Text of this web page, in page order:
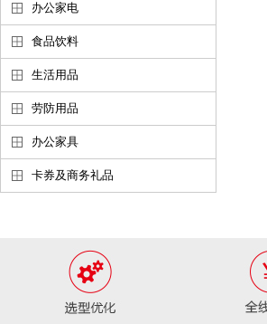
办公家电
食品饮料
生活用品
劳防用品
办公家具
卡券及商务礼品